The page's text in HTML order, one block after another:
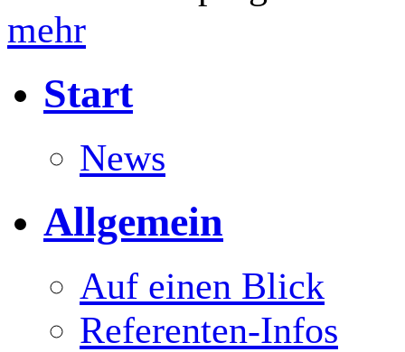
mehr
Start
News
Allgemein
Auf einen Blick
Referenten-Infos